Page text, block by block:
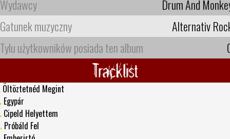
Wydawcy
Drum And
Gatunek muzyczny
Alternativ
Tylu użytkowników posiada ten album
Tracklist
Öltöztetnéd Megint
Egypár
Cipeld Helyettem
Próbáld Fel